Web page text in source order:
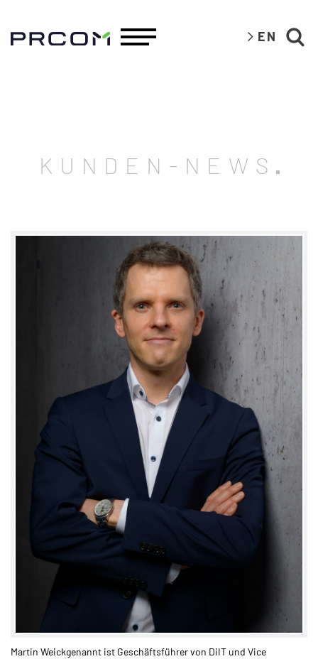
EN
KUNDEN-NEWS
Martin Weickgenannt ist Geschäftsführer von DiIT und Vice